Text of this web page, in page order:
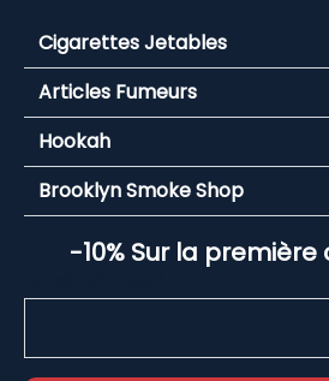
Cigarettes Jetables
Articles Fumeurs
Hookah
Brooklyn Smoke Shop
-10% Sur la